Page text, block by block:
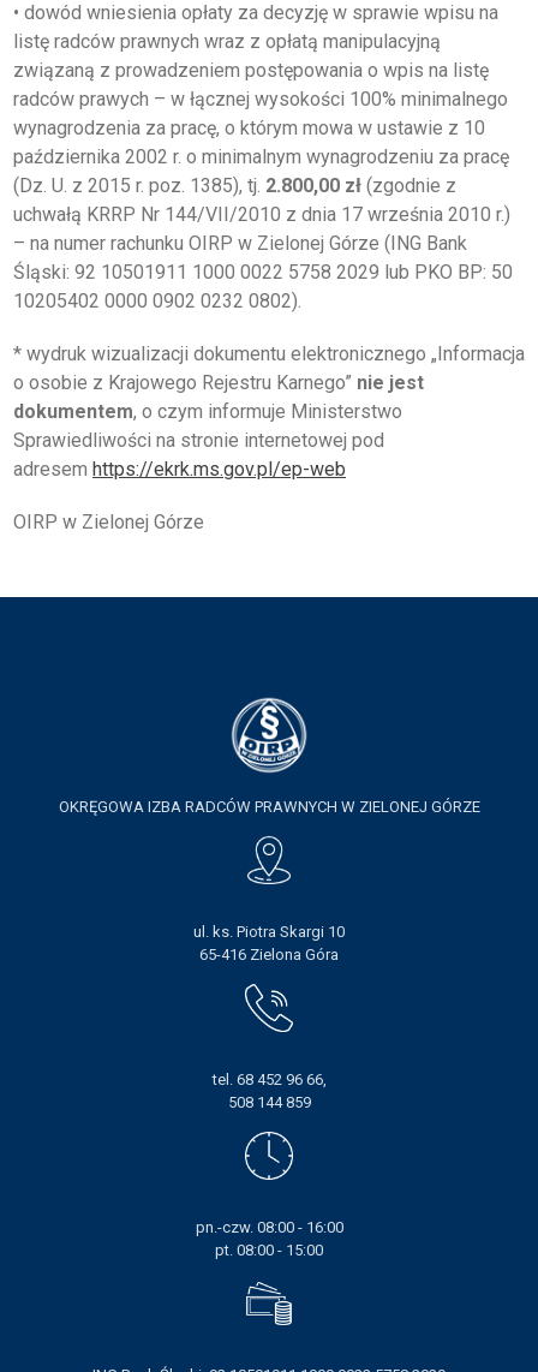
• dowód wniesienia opłaty za decyzję w sprawie wpisu na
listę radców prawnych wraz z opłatą manipulacyjną
związaną z prowadzeniem postępowania o wpis na listę
radców prawych – w łącznej wysokości 100% minimalnego
wynagrodzenia za pracę, o którym mowa w ustawie z 10
października 2002 r. o minimalnym wynagrodzeniu za pracę
(Dz. U. z 2015 r. poz. 1385), tj. 2.800,00 zł (zgodnie z
uchwałą KRRP Nr 144/VII/2010 z dnia 17 września 2010 r.)
– na numer rachunku OIRP w Zielonej Górze (ING Bank
Śląski: 92 10501911 1000 0022 5758 2029 lub PKO BP: 50
10205402 0000 0902 0232 0802).
* wydruk wizualizacji dokumentu elektronicznego „Informacja
o osobie z Krajowego Rejestru Karnego” nie jest
dokumentem, o czym informuje Ministerstwo
Sprawiedliwości na stronie internetowej pod
adresem https://ekrk.ms.gov.pl/ep-web
OIRP w Zielonej Górze
OKRĘGOWA IZBA RADCÓW PRAWNYCH W ZIELONEJ GÓRZE
ul. ks. Piotra Skargi 10
65-416 Zielona Góra
tel. 68 452 96 66,
508 144 859
pn.-czw. 08:00 - 16:00
pt. 08:00 - 15:00